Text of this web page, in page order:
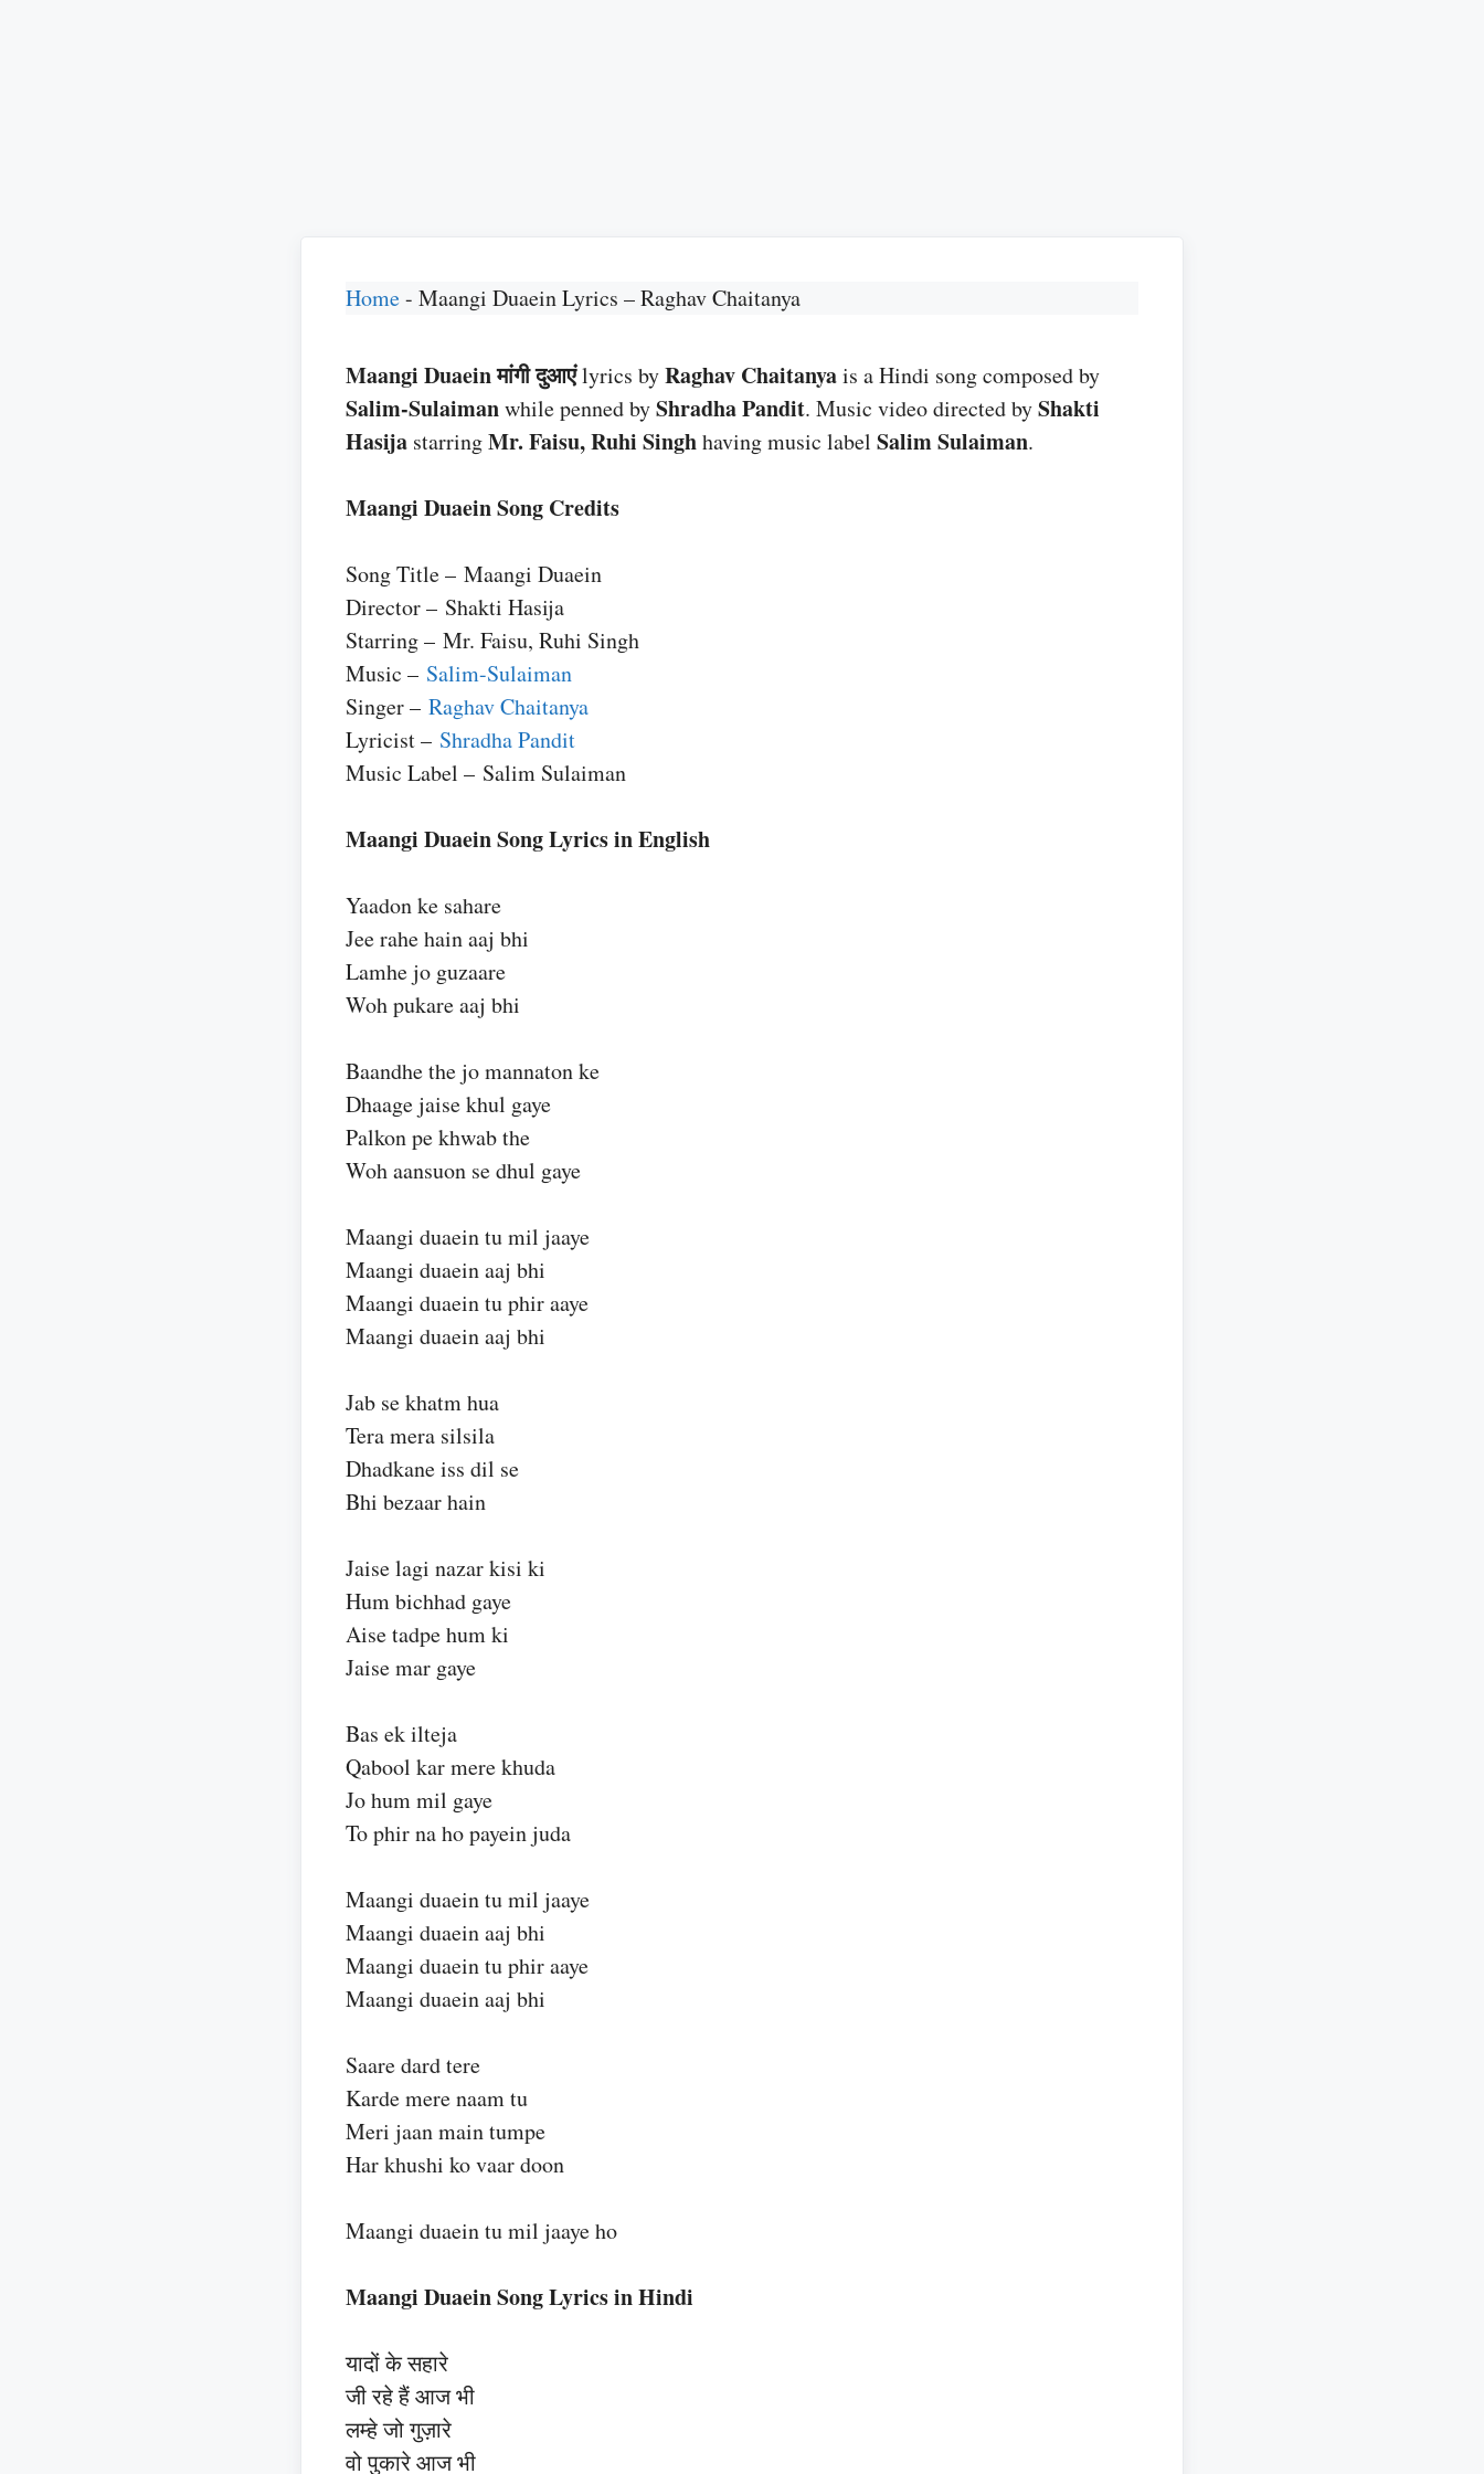
Home- Maangi Duaein Lyrics – Raghav Chaitanya
Maangi Duaein मांगी दुआएंlyrics byRaghav Chaitanyais a Hindi song composed by
Salim-Sulaimanwhile penned byShradha Pandit. Music video directed byShakti
Hasija starringMr. Faisu, Ruhi Singhhaving music label Salim Sulaiman.
Maangi Duaein Song Credits
Song Title – Maangi Duaein
Director – Shakti Hasija
Starring – Mr. Faisu, Ruhi Singh
Music – Salim-Sulaiman
Singer – Raghav Chaitanya
Lyricist – Shradha Pandit
Music Label – Salim Sulaiman
Maangi Duaein Song Lyrics in English
Yaadon ke sahare
Jee rahe hain aaj bhi
Lamhe jo guzaare
Woh pukare aaj bhi
Baandhe the jo mannaton ke
Dhaage jaise khul gaye
Palkon pe khwab the
Woh aansuon se dhul gaye
Maangi duaein tu mil jaaye
Maangi duaein aaj bhi
Maangi duaein tu phir aaye
Maangi duaein aaj bhi
Jab se khatm hua
Tera mera silsila
Dhadkane iss dil se
Bhi bezaar hain
Jaise lagi nazar kisi ki
Hum bichhad gaye
Aise tadpe hum ki
Jaise mar gaye
Bas ek ilteja
Qabool kar mere khuda
Jo hum mil gaye
To phir na ho payein juda
Maangi duaein tu mil jaaye
Maangi duaein aaj bhi
Maangi duaein tu phir aaye
Maangi duaein aaj bhi
Saare dard tere
Karde mere naam tu
Meri jaan main tumpe
Har khushi ko vaar doon
Maangi duaein tu mil jaaye ho
Maangi Duaein Song Lyrics in Hindi
यादों के सहारे
जी रहे हैं आज भी
लम्हे जो गुज़ारे
वो पुकारे आज भी